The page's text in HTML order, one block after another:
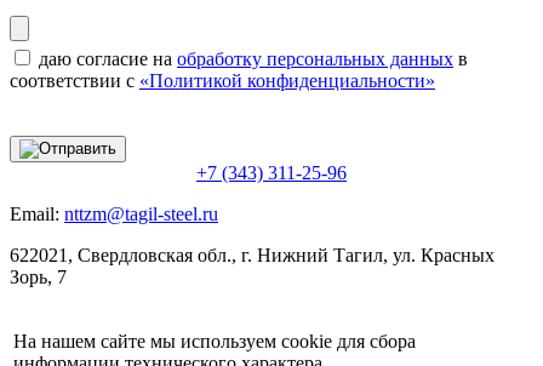
даю согласие на обработку персональных данных в
соответствии с «Политикой конфиденциальности»
+7 (343) 311-25-96
Email: nttzm@tagil-steel.ru
622021, Свердловская обл., г. Нижний Тагил, ул. Красных
Зорь, 7
На нашем сайте мы используем cookie для сбора